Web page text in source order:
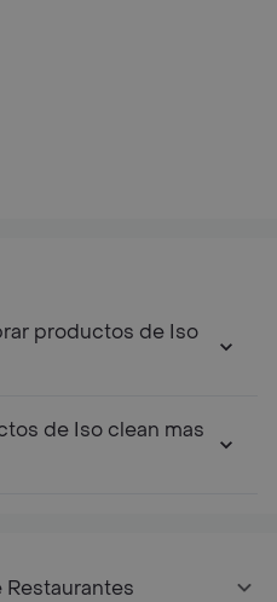
productos de Iso
de Iso clean mas
Restaurantes